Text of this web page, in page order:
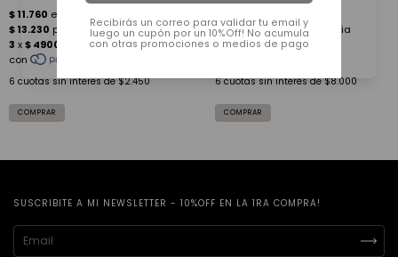
6 cuotas sin interés de$2.450 6 cuotas sin interés de$8.000
SUSCRIBITE A MI NEWSLETTER - 10%OFF EN LA 1RA COMPRA!
Recibirás un correo para validar tu email y
luego un cupón por un 10%Off! No acumula
con otras promociones o medios de pago